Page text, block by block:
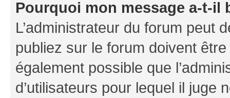
Pourquoi mon message a-t-il
L’administrateur du forum peut
publiez sur le forum doivent
également possible que
d’utilisateurs pour lequel il juge